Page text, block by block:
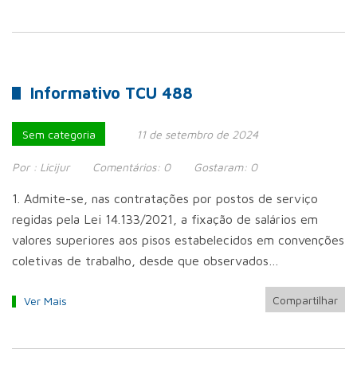
Informativo TCU 488
Sem categoria 11 de setembro de 2024
Por : Licijur Comentários: 0 Gostaram: 0
1. Admite-se, nas contratações por postos de serviço
regidas pela Lei 14.133/2021, a fixação de salários em
valores superiores aos pisos estabelecidos em convenções
coletivas de trabalho, desde que observados…
Ver Mais Compartilhar